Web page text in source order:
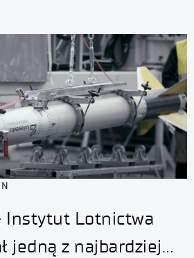
latach europejscy naukowcy
pozyskać 95 miliardów euro.
Instytut Lotnictwa
jedną z najbardziej